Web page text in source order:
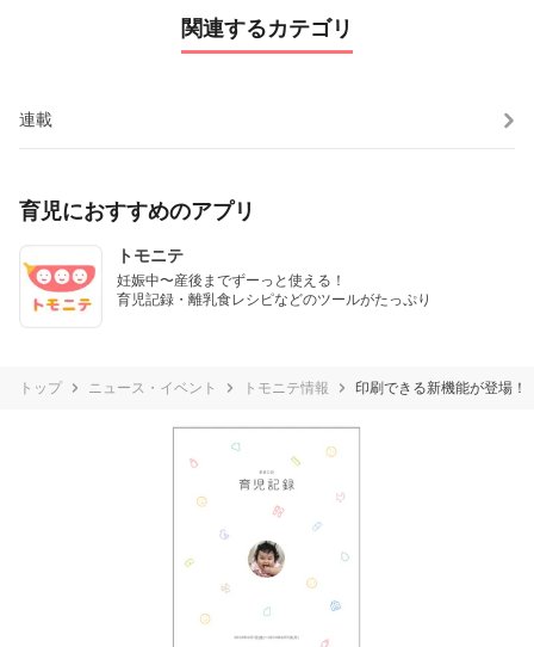
関連するカテゴリ
連載
育児におすすめのアプリ
トモニテ
妊娠中〜産後までずーっと使える！
育児記録・離乳食レシピなどのツールがたっぷり
トップ ニュース・イベント トモニテ情報 印刷できる新機能が登場